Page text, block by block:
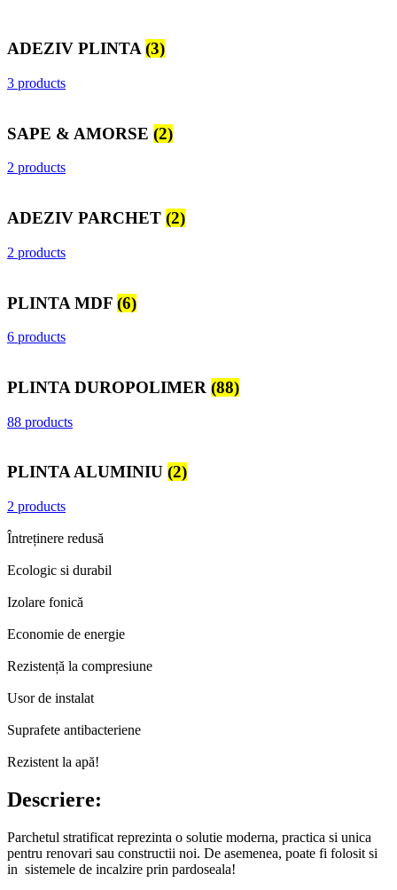
ADEZIV PLINTA(3)
3 products
SAPE & AMORSE (2)
2 products
ADEZIV PARCHET (2)
2 products
PLINTA MDF (6)
6 products
PLINTA DUROPOLIMER (88)
88 products
PLINTA ALUMINIU (2)
2 products
Întreținere redusă
Ecologic si durabil
Izolare fonică
Economie de energie
Rezistență la compresiune
Usor de instalat
Suprafete antibacteriene
Rezistent la apă!
Descriere:
Parchetul stratificat reprezinta o solutie moderna, practica si unica
pentru renovari sau constructii noi. De asemenea, poate fi folosit si
in sistemele de incalzire prin pardoseala!